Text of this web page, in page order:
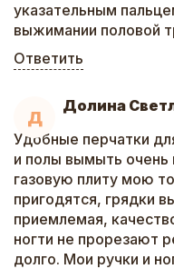
указательным
выжимании половой
Ответить
Д
Долина
Удобные перчатки
и полы вымыть очень
газовую плиту мою
пригодятся, грядки
приемлемая,
ногти не прорезают
долго. Мои ручки и